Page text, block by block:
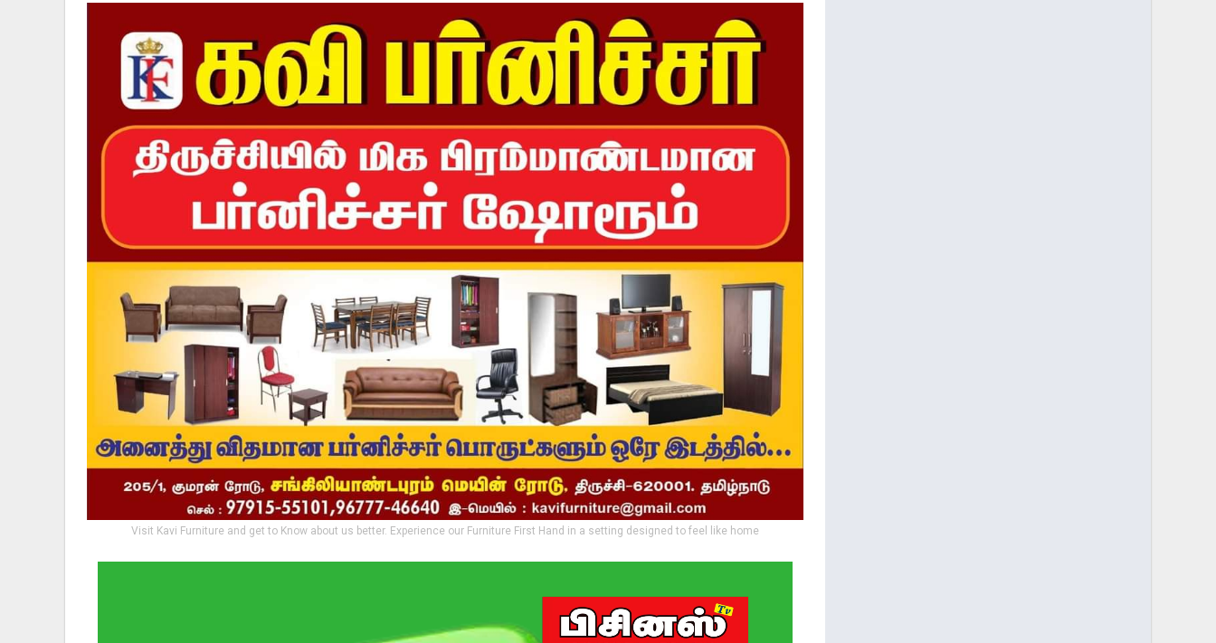
Visit Kavi Furniture and get to Know about us better. Experience our Furniture First Hand in a setting designed to feel like home